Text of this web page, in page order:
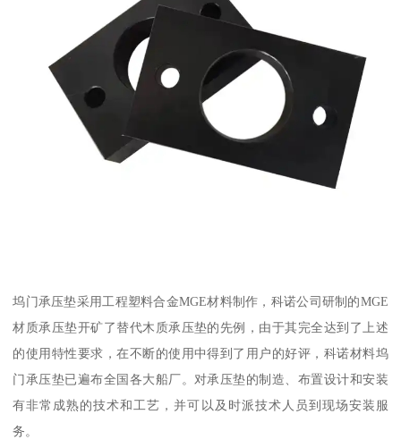
坞门承压垫采用工程塑料合金MGE材料制作，科诺公司研制的MGE
材质承压垫开矿了替代木质承压垫的先例，由于其完全达到了上述
的使用特性要求，在不断的使用中得到了用户的好评，科诺材料坞
门承压垫已遍布全国各大船厂。对承压垫的制造、布置设计和安装
有非常成熟的技术和工艺，并可以及时派技术人员到现场安装服
务。